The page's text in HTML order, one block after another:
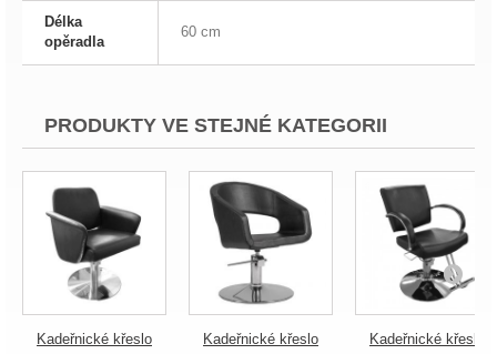
Délka
opěradla
60 cm
PRODUKTY VE STEJNÉ KATEGORII
Kadeřnické křeslo
Kadeřnické křeslo
Kadeřnické křeslo